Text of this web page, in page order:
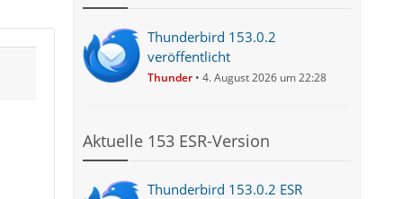
Thunderbird 153.0.2
veröffentlicht
Thunder 4. August 2026 um 22:28
Aktuelle 153 ESR-Version
Thunderbird 153.0.2 ESR